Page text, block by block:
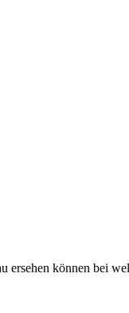
können bei